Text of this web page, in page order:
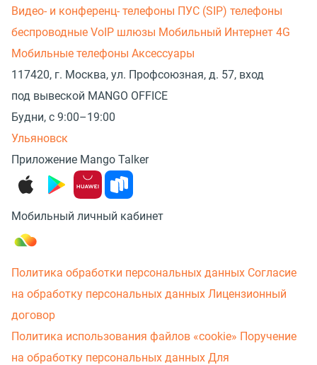
Видео- и конференц- телефоны ПУС (SIP) телефоны
беспроводные VoIP шлюзы Мобильный Интернет 4G
Мобильные телефоны Аксессуары
117420, г. Москва, ул. Профсоюзная, д. 57, вход
под вывеской MANGO OFFICE
Будни, с 9:00–19:00
Ульяновск
Приложение Mango Talker
Мобильный личный кабинет
Политика обработки персональных данных Согласие
на обработку персональных данных Лицензионный
договор
Политика использования файлов «cookie» Поручение
на обработку персональных данных Для